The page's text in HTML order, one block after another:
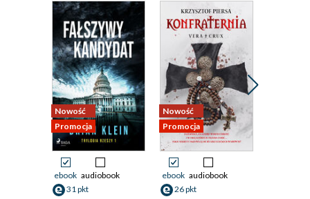
Nowość
Promocja
ebook audiobook
31 pkt
Nowość
Promocja
ebook audiobook
26 pkt